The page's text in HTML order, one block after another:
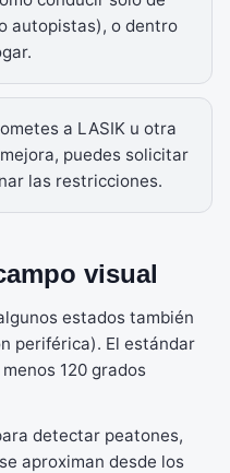
autopistas), o dentro
a LASIK u otra
puedes solicitar
las restricciones.
visual
estados también
periférica). El estándar
120 grados
detectar peatones,
aproximan desde los